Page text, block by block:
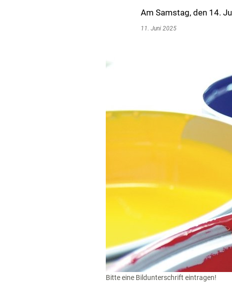
Am Samstag, den 14.
11. Juni 2025
Bitte eine Bildunterschrift eintragen!